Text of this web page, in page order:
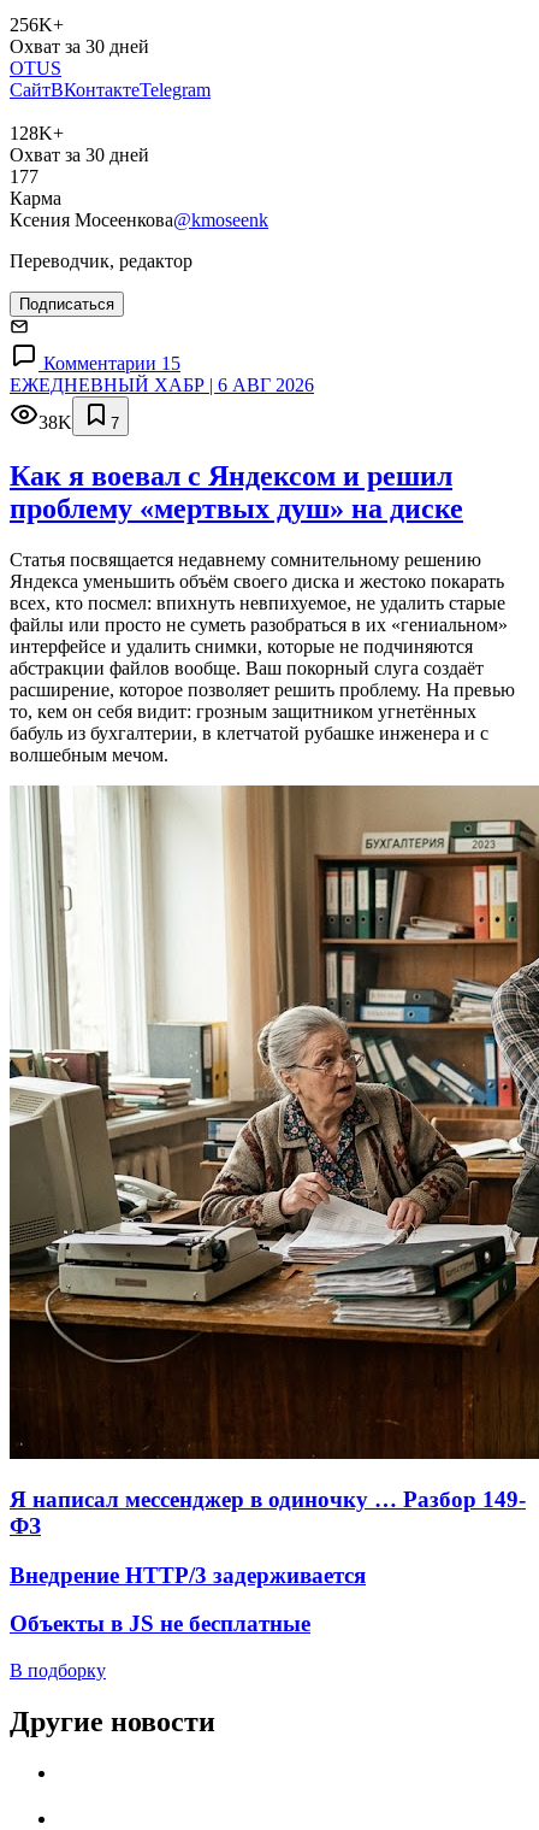
256K+
Охват за 30 дней
OTUS
СайтВКонтактеTelegram
128K+
Охват за 30 дней
177
Карма
Ксения Мосеенкова@kmoseenk
Переводчик, редактор
Подписаться
Комментарии 15
ЕЖЕДНЕВНЫЙ ХАБР | 6 АВГ 2026
38K
7
Как я воевал с Яндексом и решил
проблему «мертвых душ» на диске
Статья посвящается недавнему сомнительному решению
Яндекса уменьшить объём своего диска и жестоко покарать
всех, кто посмел: впихнуть невпихуемое, не удалить старые
файлы или просто не суметь разобраться в их «гениальном»
интерфейсе и удалить снимки, которые не подчиняются
абстракции файлов вообще. Ваш покорный слуга создаёт
расширение, которое позволяет решить проблему. На превью
то, кем он себя видит: грозным защитником угнетённых
бабуль из бухгалтерии, в клетчатой рубашке инженера и с
волшебным мечом.
Я написал мессенджер в одиночку … Разбор 149-
ФЗ
Внедрение HTTP/3 задерживается
Объекты в JS не бесплатные
В подборку
Другие новости